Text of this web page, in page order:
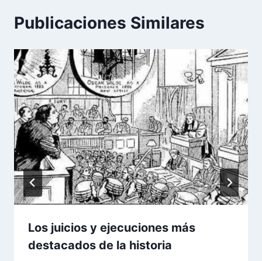
Publicaciones Similares
Los juicios y ejecuciones más
destacados de la historia